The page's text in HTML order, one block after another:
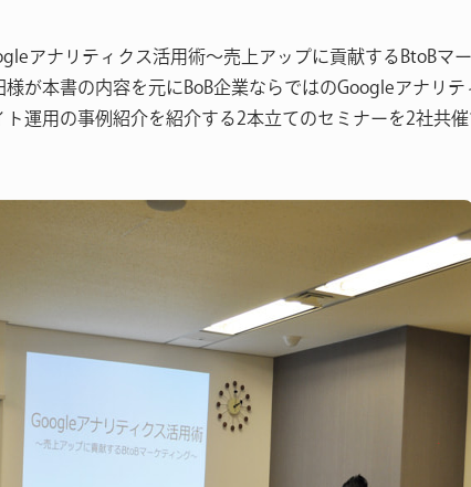
アナリティクス活用術～売上アップに貢献するBtoBマ
が本書の内容を元にBoB企業ならではのGoogleアナリ
運用の事例紹介を紹介する2本立てのセミナーを2社共催